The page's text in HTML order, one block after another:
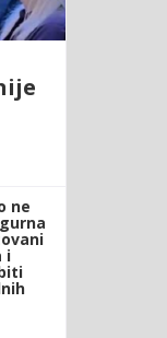
ne
i